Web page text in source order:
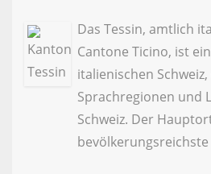
Das Tessin, amtlich
Cantone Ticino, ist
italienischen
Sprachregionen und
Schweiz. Der